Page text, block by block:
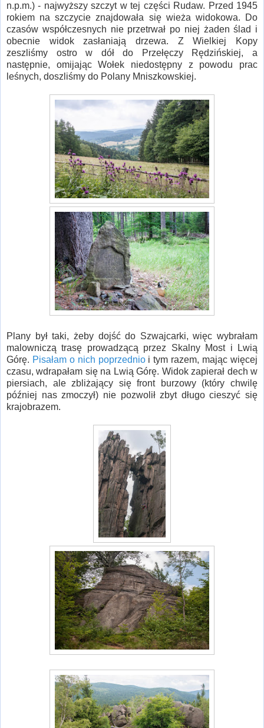
n.p.m.) - najwyższy szczyt w tej części Rudaw. Przed 1945
rokiem na szczycie znajdowała się wieża widokowa. Do
czasów współczesnych nie przetrwał po niej żaden ślad i
obecnie widok zasłaniają drzewa. Z Wielkiej Kopy
zeszliśmy ostro w dół do Przełęczy Rędzińskiej, a
następnie, omijając Wołek niedostępny z powodu prac
leśnych, doszliśmy do Polany Mniszkowskiej.
Plany był taki, żeby dojść do Szwajcarki, więc wybrałam
malowniczą trasę prowadzącą przez Skalny Most i Lwią
Górę. Pisałam o nich poprzednioi tym razem, mając więcej
czasu, wdrapałam się na Lwią Górę. Widok zapierał dech w
piersiach, ale zbliżający się front burzowy (który chwilę
później nas zmoczył) nie pozwolił zbyt długo cieszyć się
krajobrazem.